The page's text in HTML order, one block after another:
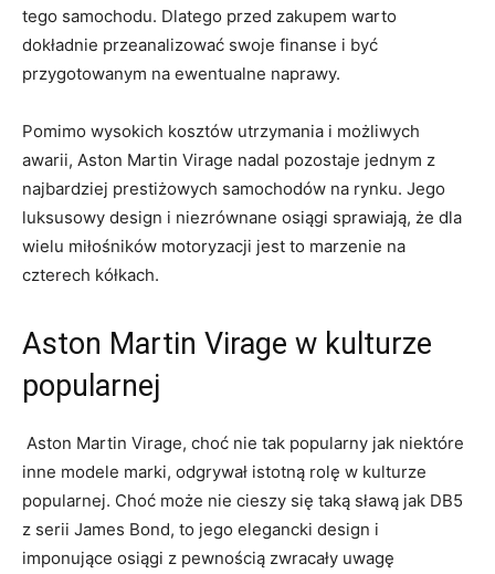
tego samochodu. ‌Dlatego ⁤przed zakupem ⁤warto
dokładnie ⁤przeanalizować ​swoje finanse⁣ i być
przygotowanym na ewentualne ‌naprawy.
Pomimo wysokich kosztów utrzymania i możliwych
awarii, Aston Martin Virage nadal pozostaje jednym z
najbardziej⁤ prestiżowych samochodów⁢ na rynku.⁤ Jego
‍luksusowy​ design ‍i‍ niezrównane osiągi sprawiają, ‍że dla
wielu miłośników motoryzacji jest to marzenie ​na
czterech kółkach.
Aston Martin Virage w kulturze
popularnej
​ Aston Martin Virage, choć nie tak popularny jak niektóre
inne modele marki, odgrywał ​istotną rolę‍ w kulturze
popularnej. Choć może nie cieszy ⁤się taką sławą jak ​DB5
z serii James Bond,‌ to ‌jego elegancki design ⁤i
imponujące osiągi z pewnością zwracały​ uwagę